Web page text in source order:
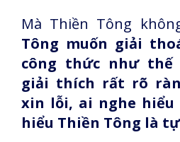
Mà Thiền Tông
Tông muốn giải
công thức như thế
giải thích rất rõ
xin lỗi, ai nghe hiểu
hiểu Thiền Tông là